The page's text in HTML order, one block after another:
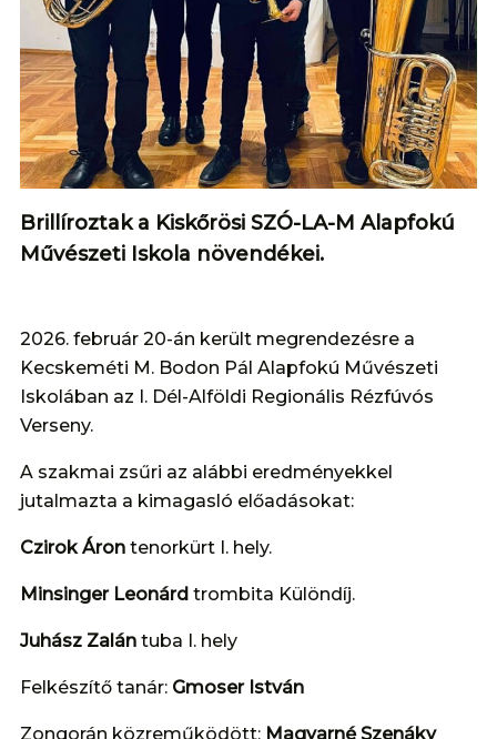
Brillíroztak a Kiskőrösi SZÓ-LA-M Alapfokú
Művészeti Iskola növendékei.
2026. február 20-án került megrendezésre a
Kecskeméti M. Bodon Pál Alapfokú Művészeti
Iskolában az I. Dél-Alföldi Regionális Rézfúvós
Verseny.
A szakmai zsűri az alábbi eredményekkel
jutalmazta a kimagasló előadásokat:
Czirok Áron tenorkürt I. hely.
Minsinger Leonárd trombita Különdíj.
Juhász Zalán tuba I. hely
Felkészítő tanár: Gmoser István
Zongorán közreműködött: Magyarné Szenáky